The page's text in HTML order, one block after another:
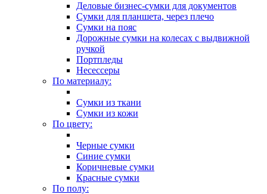
Деловые бизнес-сумки для документов
Сумки для планшета, через плечо
Сумки на пояс
Дорожные сумки на колесах с выдвижной
ручкой
Портпледы
Несессеры
По материалу:
Сумки из ткани
Сумки из кожи
По цвету:
Черные сумки
Синие сумки
Коричневые сумки
Красные сумки
По полу: